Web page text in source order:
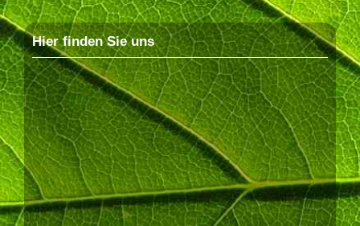
Hier finden Sie uns